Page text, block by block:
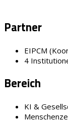
Partner
EIPCM
4
Bereich
KI &